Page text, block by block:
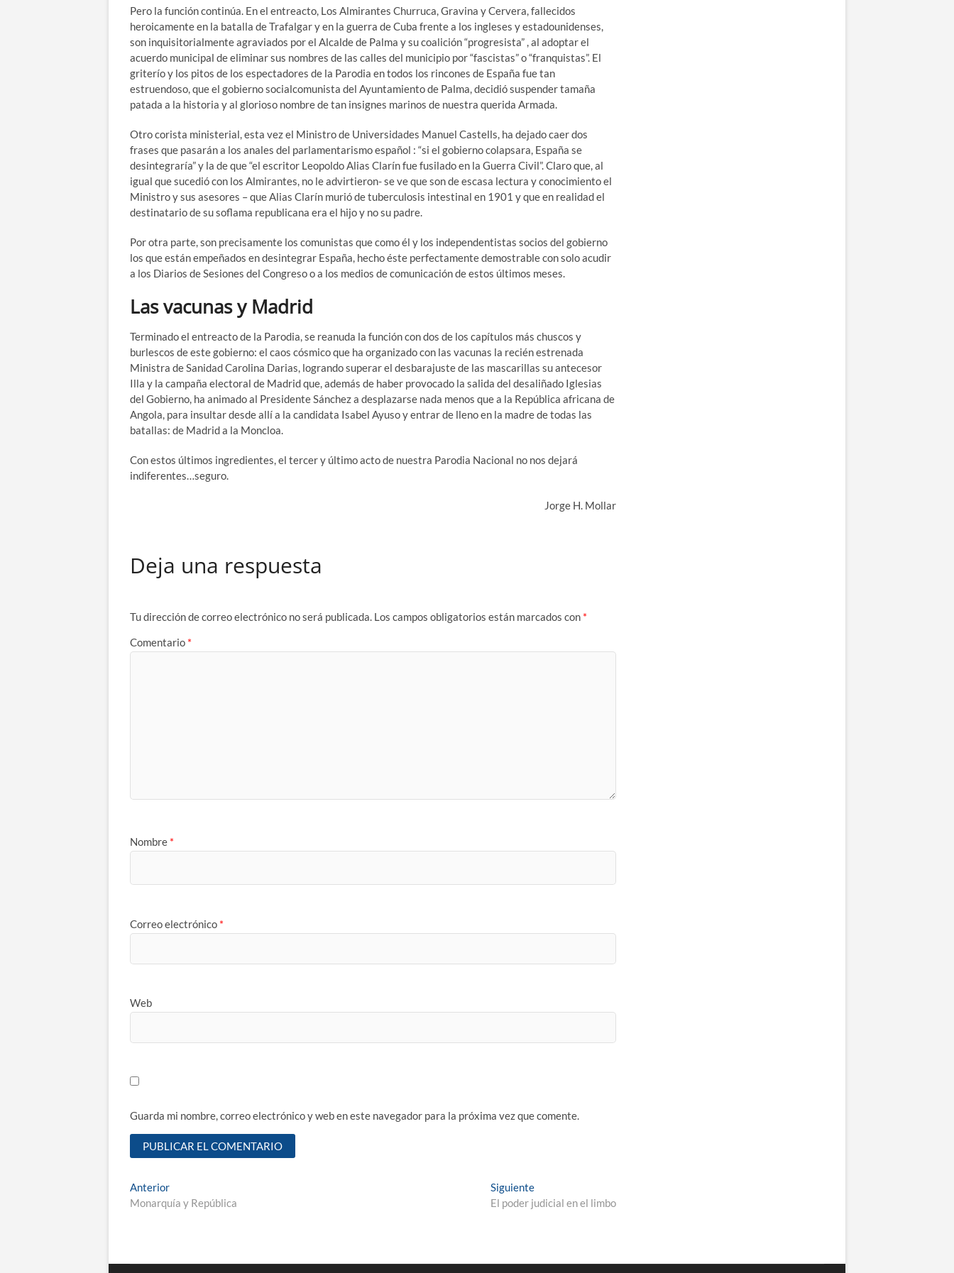
Pero la función continúa. En el entreacto, Los Almirantes Churruca, Gravina y Cervera, fallecidos
heroicamente en la batalla de Trafalgar y en la guerra de Cuba frente a los ingleses y estadounidenses,
son inquisitorialmente agraviados por el Alcalde de Palma y su coalición “progresista” , al adoptar el
acuerdo municipal de eliminar sus nombres de las calles del municipio por “fascistas” o “franquistas”. El
griterío y los pitos de los espectadores de la Parodia en todos los rincones de España fue tan
estruendoso, que el gobierno socialcomunista del Ayuntamiento de Palma, decidió suspender tamaña
patada a la historia y al glorioso nombre de tan insignes marinos de nuestra querida Armada.
Otro corista ministerial, esta vez el Ministro de Universidades Manuel Castells, ha dejado caer dos
frases que pasarán a los anales del parlamentarismo español : “si el gobierno colapsara, España se
desintegraría” y la de que “el escritor Leopoldo Alias Clarín fue fusilado en la Guerra Civil”. Claro que, al
igual que sucedió con los Almirantes, no le advirtieron- se ve que son de escasa lectura y conocimiento el
Ministro y sus asesores – que Alias Clarín murió de tuberculosis intestinal en 1901 y que en realidad el
destinatario de su soflama republicana era el hijo y no su padre.
Por otra parte, son precisamente los comunistas que como él y los independentistas socios del gobierno
los que están empeñados en desintegrar España, hecho éste perfectamente demostrable con solo acudir
a los Diarios de Sesiones del Congreso o a los medios de comunicación de estos últimos meses.
Las vacunas y Madrid
Terminado el entreacto de la Parodia, se reanuda la función con dos de los capítulos más chuscos y
burlescos de este gobierno: el caos cósmico que ha organizado con las vacunas la recién estrenada
Ministra de Sanidad Carolina Darias, logrando superar el desbarajuste de las mascarillas su antecesor
Illa y la campaña electoral de Madrid que, además de haber provocado la salida del desaliñado Iglesias
del Gobierno, ha animado al Presidente Sánchez a desplazarse nada menos que a la República africana de
Angola, para insultar desde allí a la candidata Isabel Ayuso y entrar de lleno en la madre de todas las
batallas: de Madrid a la Moncloa.
Con estos últimos ingredientes, el tercer y último acto de nuestra Parodia Nacional no nos dejará
indiferentes…seguro.
Jorge H. Mollar
Deja una respuesta
Tu dirección de correo electrónico no será publicada. Los campos obligatorios están marcados con *
Comentario *
Nombre *
Correo electrónico *
Web
Guarda mi nombre, correo electrónico y web en este navegador para la próxima vez que comente.
Navegación
de
AnteriorEntrada
anterior:
Monarquía y República
SiguienteEntrada
siguiente:
El poder judicial en el limbo